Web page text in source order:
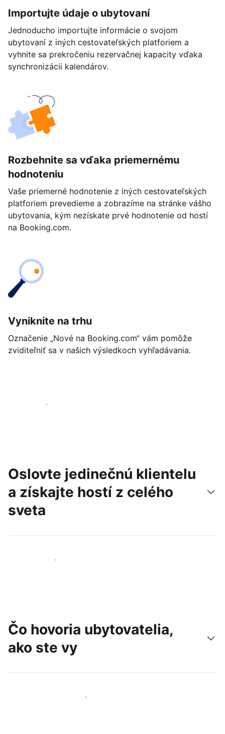
Importujte údaje o ubytovaní
Jednoducho importujte informácie o svojom
ubytovaní z iných cestovateľských platforiem a
vyhnite sa prekročeniu rezervačnej kapacity vďaka
synchronizácii kalendárov.
Rozbehnite sa vďaka priemernému
hodnoteniu
Vaše priemerné hodnotenie z iných cestovateľských
platforiem prevedieme a zobrazíme na stránke vášho
ubytovania, kým nezískate prvé hodnotenie od hostí
na Booking.com.
Vyniknite na trhu
Označenie „Nové na Booking.com“ vám pomôže
zviditeľniť sa v našich výsledkoch vyhľadávania.
Začať ešte dnes
Oslovte jedinečnú klientelu
a získajte hostí z celého
sveta
Osloviť nových hostí
Čo hovoria ubytovatelia,
ako ste vy
Pridať sa k podobným ubytovateľom